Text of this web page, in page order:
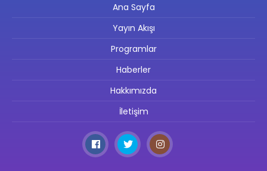
Ana Sayfa
Yayın Akışı
Programlar
Haberler
Hakkımızda
İletişim